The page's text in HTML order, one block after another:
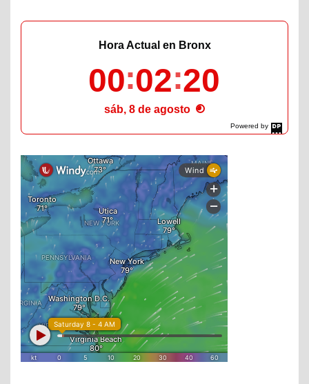
Powered by
DaysPedia.com
Hora Actual en Bronx
00 02 21
sáb, 8 de agosto